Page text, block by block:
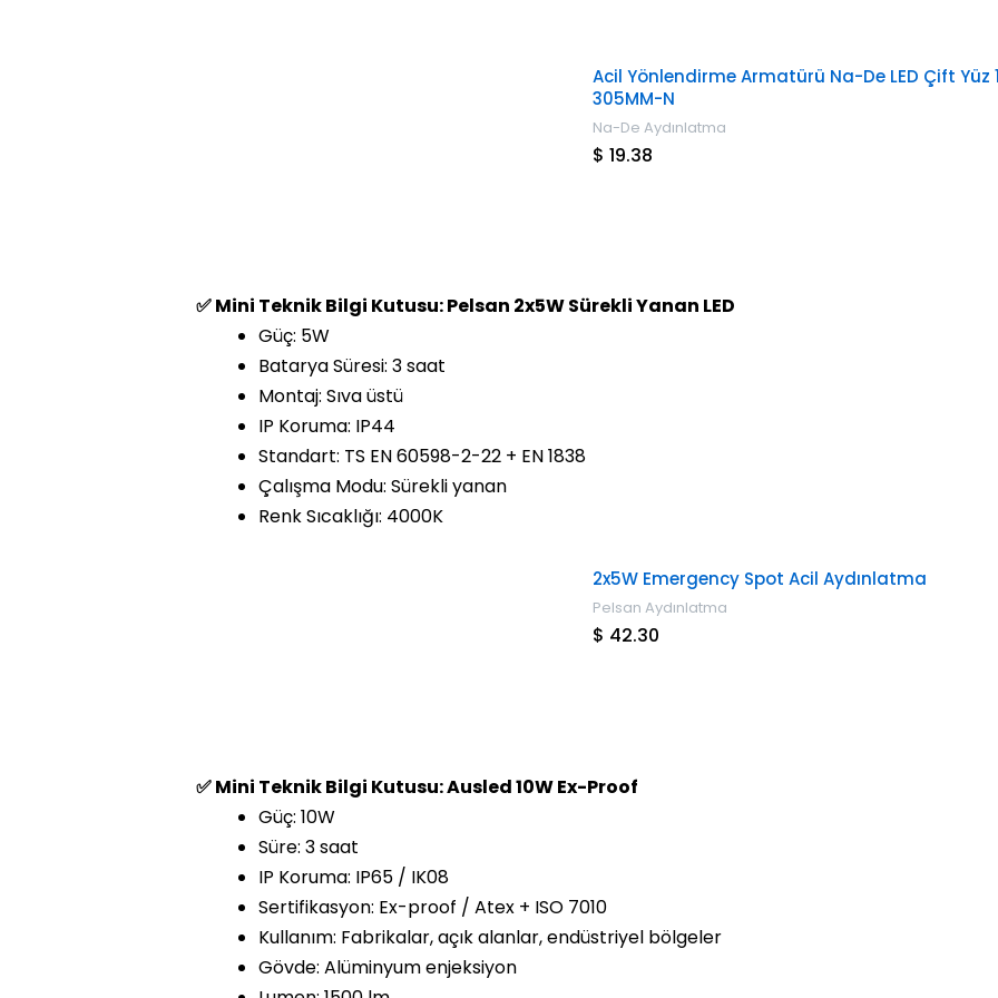
Acil Yönlendirme Armatürü Na-De LED Çift Yüz
305MM-N
Na-De Aydınlatma
$ 19.38
✅ Mini Teknik Bilgi Kutusu: Pelsan 2x5W Sürekli Yanan LED
Güç: 5W
Batarya Süresi: 3 saat
Montaj: Sıva üstü
IP Koruma: IP44
Standart: TS EN 60598-2-22 + EN 1838
Çalışma Modu: Sürekli yanan
Renk Sıcaklığı: 4000K
2x5W Emergency Spot Acil Aydınlatma
Pelsan Aydınlatma
$ 42.30
✅ Mini Teknik Bilgi Kutusu: Ausled 10W Ex-Proof
Güç: 10W
Süre: 3 saat
IP Koruma: IP65 / IK08
Sertifikasyon: Ex-proof / Atex + ISO 7010
Kullanım: Fabrikalar, açık alanlar, endüstriyel bölgeler
Gövde: Alüminyum enjeksiyon